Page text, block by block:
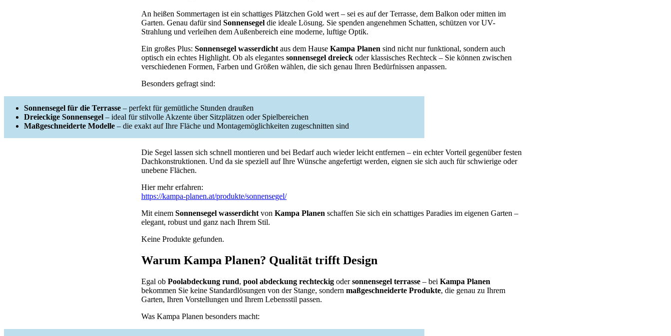
An heißen Sommertagen ist ein schattiges Plätzchen Gold wert – sei es auf der Terrasse, dem Balkon oder mitten im
Garten. Genau dafür sind Sonnensegel die ideale Lösung. Sie spenden angenehmen Schatten, schützen vor UV-
Strahlung und verleihen dem Außenbereich eine moderne, luftige Optik.
Ein großes Plus: Sonnensegel wasserdicht aus dem Hause Kampa Planen sind nicht nur funktional, sondern auch
optisch ein echtes Highlight. Ob als elegantes sonnensegel dreieck oder klassisches Rechteck – Sie können zwischen
verschiedenen Formen, Farben und Größen wählen, die sich genau Ihren Bedürfnissen anpassen.
Besonders gefragt sind:
Sonnensegel für die Terrasse – perfekt für gemütliche Stunden draußen
Dreieckige Sonnensegel – ideal für stilvolle Akzente über Sitzplätzen oder Spielbereichen
Maßgeschneiderte Modelle – die exakt auf Ihre Fläche und Montagemöglichkeiten zugeschnitten sind
Die Segel lassen sich schnell montieren und bei Bedarf auch wieder leicht entfernen – ein echter Vorteil gegenüber festen
Dachkonstruktionen. Und da sie speziell auf Ihre Wünsche angefertigt werden, eignen sie sich auch für schwierige oder
unebene Flächen.
Hier mehr erfahren:
https://kampa-planen.at/produkte/sonnensegel/
Mit einem Sonnensegel wasserdicht von Kampa Planen schaffen Sie sich ein schattiges Paradies im eigenen Garten –
elegant, robust und ganz nach Ihrem Stil.
Keine Produkte gefunden.
Warum Kampa Planen? Qualität trifft Design
Egal ob Poolabdeckung rund, pool abdeckung rechteckig odersonnensegel terrasse – bei Kampa Planen
bekommen Sie keine Standardlösungen von der Stange, sondern maßgeschneiderte Produkte, die genau zu Ihrem
Garten, Ihren Vorstellungen und Ihrem Lebensstil passen.
Was Kampa Planen besonders macht: